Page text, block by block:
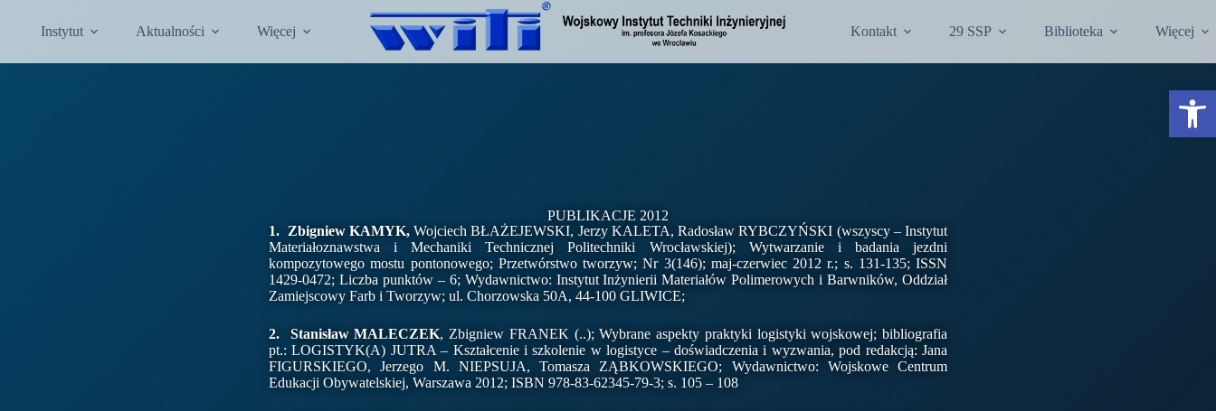
Otwórz pasek narzędzi
Instytut Aktualności Więcej Kontakt 29 SSP Biblioteka Więcej
PUBLIKACJE 2012
1. Zbigniew KAMYK, Wojciech BŁAŻEJEWSKI, Jerzy KALETA, Radosław RYBCZYŃSKI (wszyscy – Instytut
Materiałoznawstwa i Mechaniki Technicznej Politechniki Wrocławskiej); Wytwarzanie i badania jezdni
kompozytowego mostu pontonowego; Przetwórstwo tworzyw; Nr 3(146); maj-czerwiec 2012 r.; s. 131-135; ISSN
1429-0472; Liczba punktów – 6; Wydawnictwo: Instytut Inżynierii Materiałów Polimerowych i Barwników, Oddział
Zamiejscowy Farb i Tworzyw; ul. Chorzowska 50A, 44-100 GLIWICE;
2. Stanisław MALECZEK, Zbigniew FRANEK (..); Wybrane aspekty praktyki logistyki wojskowej; bibliografia
pt.: LOGISTYK(A) JUTRA – Kształcenie i szkolenie w logistyce – doświadczenia i wyzwania, pod redakcją: Jana
FIGURSKIEGO, Jerzego M. NIEPSUJA, Tomasza ZĄBKOWSKIEGO; Wydawnictwo: Wojskowe Centrum
Edukacji Obywatelskiej, Warszawa 2012; ISBN 978-83-62345-79-3; s. 105 – 108